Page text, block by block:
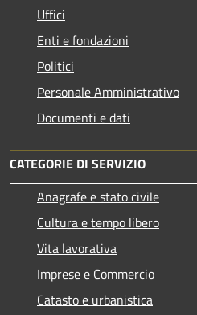
Uffici
Enti e fondazioni
Politici
Personale Amministrativo
Documenti e dati
CATEGORIE DI SERVIZIO
Anagrafe e stato civile
Cultura e tempo libero
Vita lavorativa
Imprese e Commercio
Catasto e urbanistica